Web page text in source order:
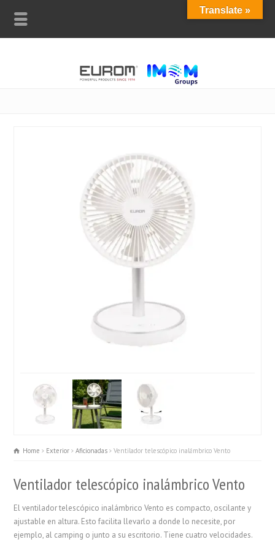
Home Exterior Aficionadas Ventilador telescópico inalámbrico Vento
Ventilador telescópico inalámbrico Vento
El ventilador telescópico inalámbrico Vento es compacto, oscilante y
ajustable en altura. Esto facilita llevarlo a donde lo necesite, por
ejemplo, al camping o junto a su escritorio. Tiene cuatro velocidades.
Translate »